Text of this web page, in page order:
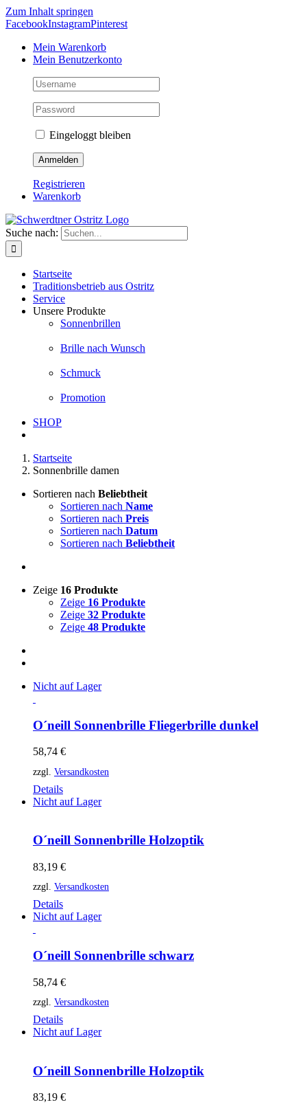
Zum Inhalt springen
FacebookInstagramPinterest
Mein Warenkorb
Mein Benutzerkonto
Eingeloggt bleiben
Registrieren
Warenkorb
Suche nach:
Startseite
Traditionsbetrieb aus Ostritz
Service
Unsere Produkte
Sonnenbrillen
Brille nach Wunsch
Schmuck
Promotion
SHOP
Startseite
Sonnenbrille damen
Sortieren nach Beliebtheit
Sortieren nach Name
Sortieren nach Preis
Sortieren nach Datum
Sortieren nach Beliebtheit
Zeige 16 Produkte
Zeige 16 Produkte
Zeige 32 Produkte
Zeige 48 Produkte
Nicht auf Lager
O´neill Sonnenbrille Fliegerbrille dunkel
58,74 €
zzgl. Versandkosten
Details
Nicht auf Lager
O´neill Sonnenbrille Holzoptik
83,19 €
zzgl. Versandkosten
Details
Nicht auf Lager
O´neill Sonnenbrille schwarz
58,74 €
zzgl. Versandkosten
Details
Nicht auf Lager
O´neill Sonnenbrille Holzoptik
83,19 €